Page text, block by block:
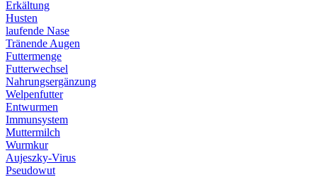
Erkältung
Husten
laufende Nase
Tränende Augen
Futtermenge
Futterwechsel
Nahrungsergänzung
Welpenfutter
Entwurmen
Immunsystem
Muttermilch
Wurmkur
Aujeszky-Virus
Pseudowut